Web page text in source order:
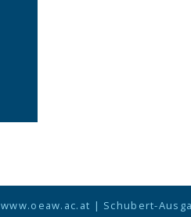
www.oeaw.ac.at | Schubert-